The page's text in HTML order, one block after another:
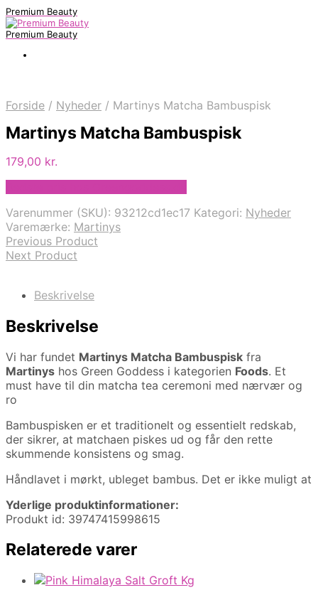
Premium Beauty
Premium Beauty
Forside / Nyheder / Martinys Matcha Bambuspisk
Martinys Matcha Bambuspisk
179,00 kr.
Varenummer (SKU): 93212cd1ec17 Kategori: Nyheder
Varemærke: Martinys
Previous Product
Next Product
Beskrivelse
Beskrivelse
Vi har fundet Martinys Matcha Bambuspisk fra
Martinys hos Green Goddess i kategorien Foods. Et
must have til din matcha tea ceremoni med nærvær og
ro
Bambuspisken er et traditionelt og essentielt redskab,
der sikrer, at matchaen piskes ud og får den rette
skummende konsistens og smag.
Håndlavet i mørkt, ubleget bambus. Det er ikke muligt at
Yderlige produktinformationer:
Produkt id: 39747415998615
Relaterede varer